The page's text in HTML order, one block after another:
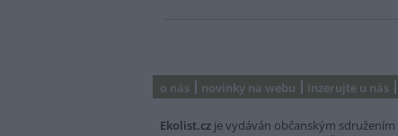
o nás novinky na webu inzerujte u nás
Ekolist.cz je vydáván občanským sdružením